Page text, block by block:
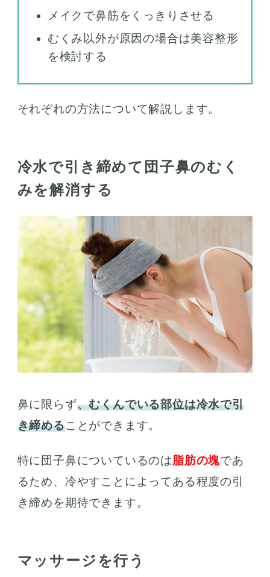
メイクで鼻筋をくっきりさせる
むくみ以外が原因の場合は美容整形
を検討する
それぞれの方法について解説します。
冷水で引き締めて団子鼻のむく
みを解消する
鼻に限らず、むくんでいる部位は冷水で引
き締めることができます。
特に団子鼻についているのは脂肪の塊であ
るため、冷やすことによってある程度の引
き締めを期待できます。
マッサージを行う